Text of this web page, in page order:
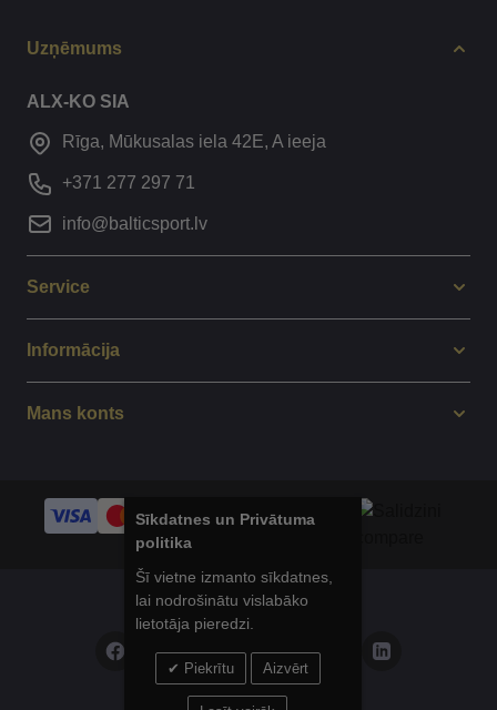
Uzņēmums
ALX-KO SIA
Rīga, Mūkusalas iela 42E, A ieeja
+371 277 297 71
info@balticsport.lv
Service
Informācija
Mans konts
© 2014 - 2025 Balticsport.lv
Privātuma politika
Sīkdatnes un Privātuma
politika
Šī vietne izmanto sīkdatnes,
lai nodrošinātu vislabāko
lietotāja pieredzi.
Piekrītu Aizvērt